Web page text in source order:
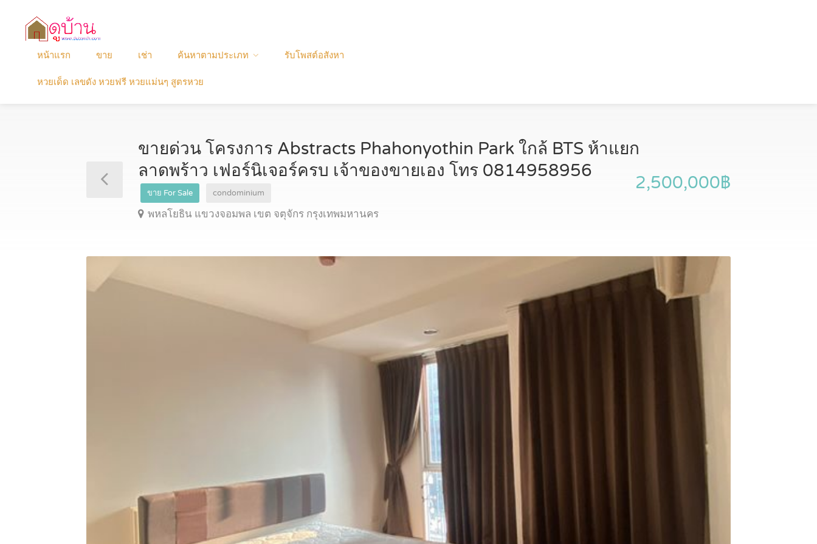
หน้าแรก ขาย เช่า ค้นหาตามประเภท รับโพสต์อสังหา
หวยเด็ด เลขดัง หวยฟรี หวยแม่นๆ สูตรหวย
ขายด่วน โครงการ Abstracts Phahonyothin Park ใกล้ BTS ห้าแยก
ลาดพร้าว เฟอร์นิเจอร์ครบ เจ้าของขายเอง โทร 0814958956
ขาย For Sale condominium
พหลโยธิน แขวงจอมพล เขต จตุจักร กรุงเทพมหานคร
2,500,000฿